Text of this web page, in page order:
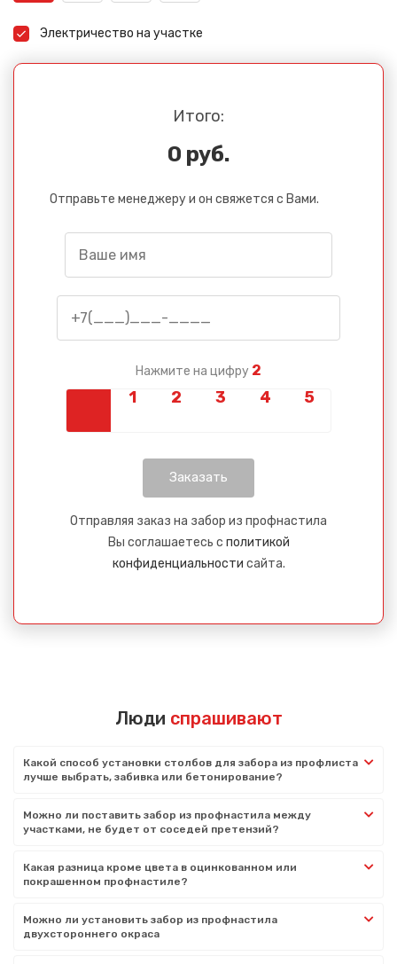
Электричество на участке
Итого:
0 руб.
Отправьте менеджеру и он свяжется с Вами.
Нажмите на цифру 2
Отправляя заказ на забор из профнастила
Вы соглашаетесь с политикой
конфиденциальности сайта.
Люди спрашивают
Какой способ установки столбов для забора из профлиста
лучше выбрать, забивка или бетонирование?
Можно ли поставить забор из профнастила между
участками, не будет от соседей претензий?
Какая разница кроме цвета в оцинкованном или
покрашенном профнастиле?
Можно ли установить забор из профнастила
двухстороннего окраса